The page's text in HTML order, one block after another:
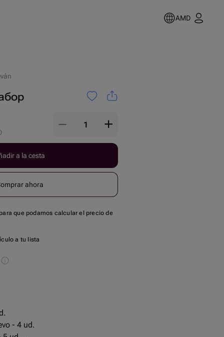
AMD
)
a la cesta
ahora
que podamos calcular el precio de
a tu lista
- 4 ud.